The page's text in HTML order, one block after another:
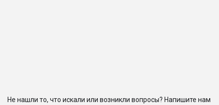
Не нашли то, что искали или возникли вопросы? Напишите нам